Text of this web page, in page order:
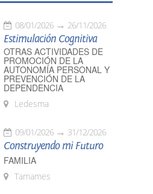
08/01/2026 26/11/2026
Estimulación Cognitiva
OTRAS ACTIVIDADES DE
PROMOCIÓN DE LA
AUTONOMÍA PERSONAL Y
PREVENCIÓN DE LA
DEPENDENCIA
Ledesma
09/01/2026 31/12/2026
Construyendo mi Futuro
FAMILIA
Tamames